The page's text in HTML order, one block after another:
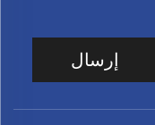
إرسال